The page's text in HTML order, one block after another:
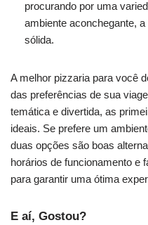
procurando por uma
ambiente aconchegante,
sólida.
A melhor pizzaria para você
das preferências de sua
temática e divertida, as
ideais. Se prefere um
duas opções são boas
horários de funcionamento e
para garantir uma ótima
E aí, Gostou?